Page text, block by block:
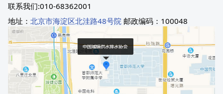
联系我们:010-68362001
地址： 北京市海淀区北洼路48号院 邮政编码：100048